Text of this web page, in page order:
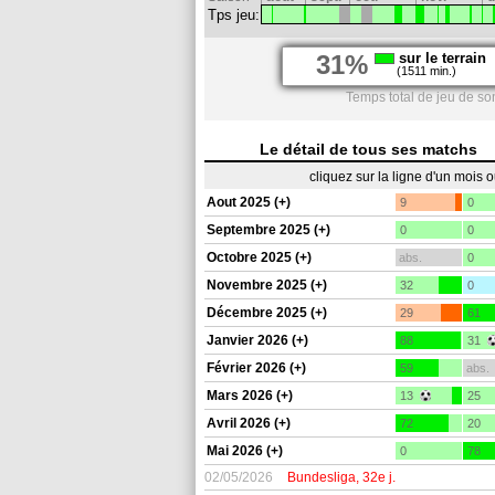
Tps jeu:
31% sur le terrain
(1511 min.)
Temps total de jeu de
Le détail de tous ses matchs
cliquez sur la ligne d'un mois
Aout 2025 (+)
9 0
Septembre 2025 (+) 0 0
Octobre 2025 (+) abs. 0
Novembre 2025 (+) 32 0
Décembre 2025 (+) 29 61
Janvier 2026 (+) 88 31
Février 2026 (+) 59 abs.
Mars 2026 (+) 13 25
Avril 2026 (+) 72 20
Mai 2026 (+) 0 78
02/05/2026 Bundesliga, 32e j.